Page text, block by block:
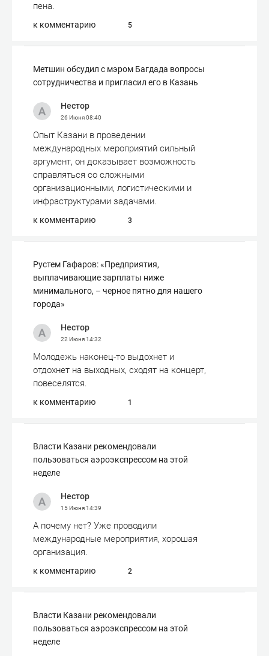
пена.
к комментарию 5
Метшин обсудил с мэром Багдада вопросы
сотрудничества и пригласил его в Казань
Нестор
26 Июня08:40
Опыт Казани в проведении
международных мероприятий сильный
аргумент, он доказывает возможность
справляться со сложными
организационными, логистическими и
инфраструктурами задачами.
к комментарию 3
Рустем Гафаров: «Предприятия,
выплачивающие зарплаты ниже
минимального, – черное пятно для нашего
города»
Нестор
22 Июня14:32
Молодежь наконец-то выдохнет и
отдохнет на выходных, сходят на концерт,
повеселятся.
к комментарию 1
Власти Казани рекомендовали
пользоваться аэроэкспрессом на этой
неделе
Нестор
15 Июня14:39
А почему нет? Уже проводили
международные мероприятия, хорошая
организация.
к комментарию 2
Власти Казани рекомендовали
пользоваться аэроэкспрессом на этой
неделе